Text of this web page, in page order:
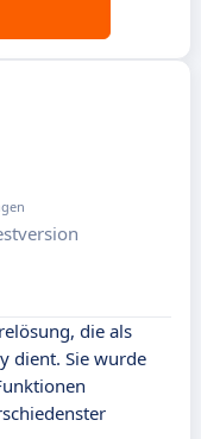
die als
dient. Sie wurde